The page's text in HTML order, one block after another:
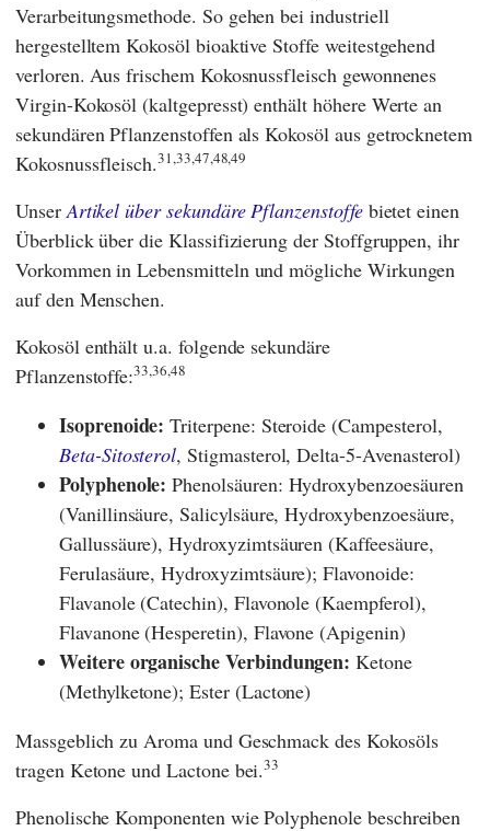
Verarbeitungsmethode. So gehen bei industriell
hergestelltem Kokosöl bioaktive Stoffe weitestgehend
verloren. Aus frischem Kokosnussfleisch gewonnenes
Virgin-Kokosöl (kaltgepresst) enthält höhere Werte an
sekundären Pflanzenstoffen als Kokosöl aus getrocknetem
Kokosnussfleisch.31,33,47,48,49
Unser Artikel über sekundäre Pflanzenstoffebietet einen
Überblick über die Klassifizierung der Stoffgruppen, ihr
Vorkommen in Lebensmitteln und mögliche Wirkungen
auf den Menschen.
Kokosöl enthält u.a. folgende sekundäre
Pflanzenstoffe:33,36,48
Isoprenoide: Triterpene: Steroide (Campesterol,
Beta-Sitosterol, Stigmasterol, Delta-5-Avenasterol)
Polyphenole: Phenolsäuren: Hydroxybenzoesäuren
(Vanillinsäure, Salicylsäure, Hydroxybenzoesäure,
Gallussäure), Hydroxyzimtsäuren (Kaffeesäure,
Ferulasäure, Hydroxyzimtsäure); Flavonoide:
Flavanole (Catechin), Flavonole (Kaempferol),
Flavanone (Hesperetin), Flavone (Apigenin)
Weitere organische Verbindungen: Ketone
(Methylketone); Ester (Lactone)
Massgeblich zu Aroma und Geschmack des Kokosöls
tragen Ketone und Lactone bei.33
Phenolische Komponenten wie Polyphenole beschreiben